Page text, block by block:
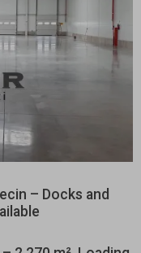
– Docks and